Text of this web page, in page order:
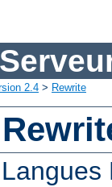
2.4 > Rewrite